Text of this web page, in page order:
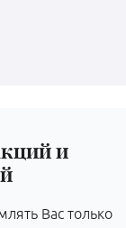
и
Вас только